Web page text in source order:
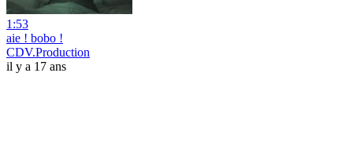
1:53
aie ! bobo !
CDV.Production
il y a 17 ans